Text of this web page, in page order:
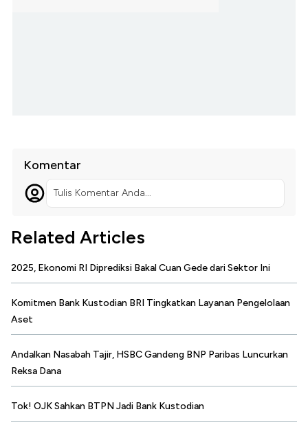
Komentar
Tulis Komentar Anda...
Related Articles
2025, Ekonomi RI Diprediksi Bakal Cuan Gede dari Sektor Ini
Komitmen Bank Kustodian BRI Tingkatkan Layanan Pengelolaan
Aset
Andalkan Nasabah Tajir, HSBC Gandeng BNP Paribas Luncurkan
Reksa Dana
Tok! OJK Sahkan BTPN Jadi Bank Kustodian